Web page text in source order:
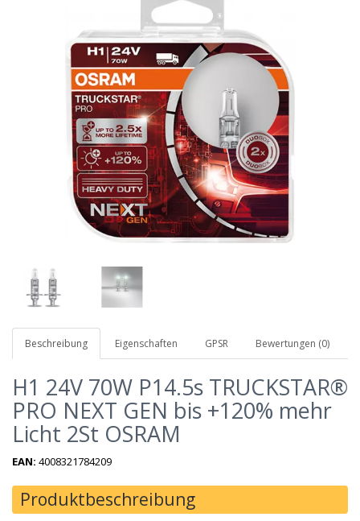
Beschreibung Eigenschaften GPSR Bewertungen (0)
H1 24V 70W P14.5s TRUCKSTAR®
PRO NEXT GEN bis +120% mehr
Licht 2St OSRAM
EAN: 4008321784209
Produktbeschreibung